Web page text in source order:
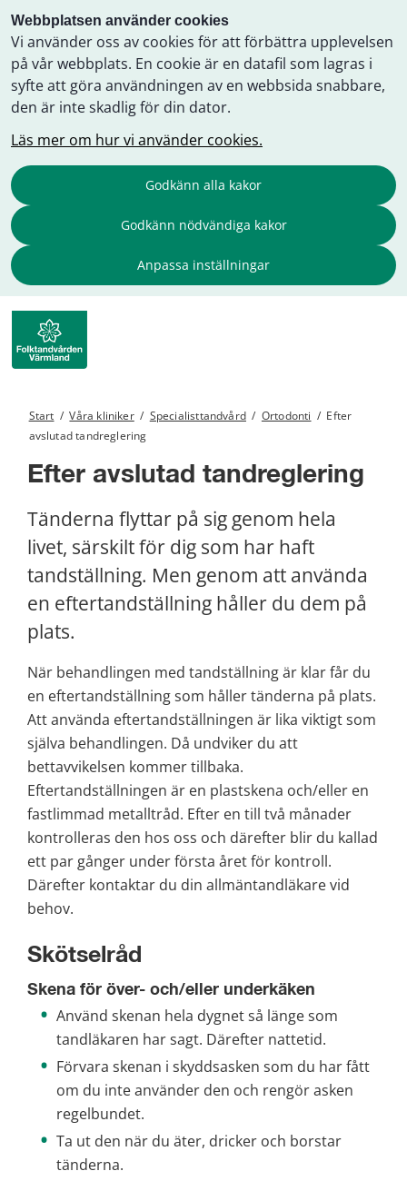
Webbplatsen använder cookies
Vi använder oss av cookies för att förbättra upplevelsen
på vår webbplats. En cookie är en datafil som lagras i
syfte att göra användningen av en webbsida snabbare,
den är inte skadlig för din dator.
Läs mer om hur vi använder cookies.
Godkänn alla kakor
Godkänn nödvändiga kakor
Anpassa inställningar
Start / Våra kliniker / Specialisttandvård / Ortodonti / Efter
avslutad tandreglering
Efter avslutad tandreglering
Tänderna flyttar på sig genom hela
livet, särskilt för dig som har haft
tandställning. Men genom att använda
en eftertandställning håller du dem på
plats.
När behandlingen med tandställning är klar får du
en eftertandställning som håller tänderna på plats.
Att använda eftertandställningen är lika viktigt som
själva behandlingen. Då undviker du att
bettavvikelsen kommer tillbaka.
Eftertandställningen är en plastskena och/eller en
fastlimmad metalltråd. Efter en till två månader
kontrolleras den hos oss och därefter blir du kallad
ett par gånger under första året för kontroll.
Därefter kontaktar du din allmäntandläkare vid
behov.
Skötselråd
Skena för över- och/eller underkäken
Använd skenan hela dygnet så länge som
tandläkaren har sagt. Därefter nattetid.
Förvara skenan i skyddsasken som du har fått
om du inte använder den och rengör asken
regelbundet.
Ta ut den när du äter, dricker och borstar
tänderna.